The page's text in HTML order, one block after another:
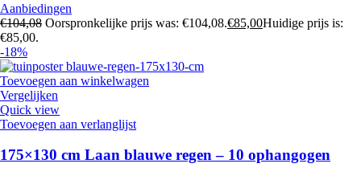
Aanbiedingen
€104,08 Oorspronkelijke prijs was: €104,08.€85,00Huidige prijs is:
€85,00.
-18%
Toevoegen aan winkelwagen
Vergelijken
Quick view
Toevoegen aan verlanglijst
175×130 cm Laan blauwe regen – 10 ophangogen